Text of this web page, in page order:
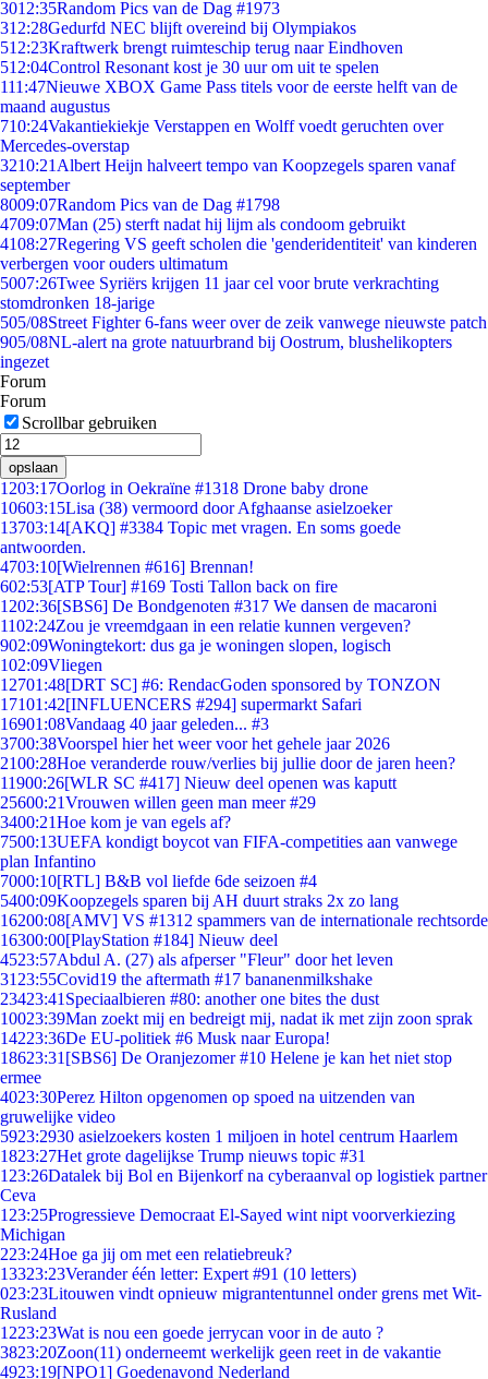
3012:35Random Pics van de Dag #1973
312:28Gedurfd NEC blijft overeind bij Olympiakos
512:23Kraftwerk brengt ruimteschip terug naar Eindhoven
512:04Control Resonant kost je 30 uur om uit te spelen
111:47Nieuwe XBOX Game Pass titels voor de eerste helft van de
maand augustus
710:24Vakantiekiekje Verstappen en Wolff voedt geruchten over
Mercedes-overstap
3210:21 Albert Heijn halveert tempo van Koopzegels sparen vanaf
september
8009:07Random Pics van de Dag #1798
4709:07Man (25) sterft nadat hij lijm als condoom gebruikt
4108:27Regering VS geeft scholen die 'genderidentiteit' van kinderen
verbergen voor ouders ultimatum
5007:26Twee Syriërs krijgen 11 jaar cel voor brute verkrachting
stomdronken 18-jarige
505/08Street Fighter 6-fans weer over de zeik vanwege nieuwste patch
905/08NL-alert na grote natuurbrand bij Oostrum, blushelikopters
ingezet
Forum
Forum
Scrollbar gebruiken
opslaan
1203:17Oorlog in Oekraïne #1318 Drone baby drone
10603:15Lisa (38) vermoord door Afghaanse asielzoeker
13703:14[AKQ] #3384 Topic met vragen. En soms goede
antwoorden.
4703:10[Wielrennen #616] Brennan!
602:53[ATP Tour] #169 Tosti Tallon back on fire
1202:36[SBS6] De Bondgenoten #317 We dansen de macaroni
1102:24Zou je vreemdgaan in een relatie kunnen vergeven?
902:09Woningtekort: dus ga je woningen slopen, logisch
102:09Vliegen
12701:48[DRT SC] #6: RendacGoden sponsored by TONZON
17101:42[INFLUENCERS #294] supermarkt Safari
16901:08Vandaag 40 jaar geleden... #3
3700:38Voorspel hier het weer voor het gehele jaar 2026
2100:28Hoe veranderde rouw/verlies bij jullie door de jaren heen?
11900:26[WLR SC #417] Nieuw deel openen was kaputt
25600:21Vrouwen willen geen man meer #29
3400:21Hoe kom je van egels af?
7500:13UEFA kondigt boycot van FIFA-competities aan vanwege
plan Infantino
7000:10[RTL] B&B vol liefde 6de seizoen #4
5400:09Koopzegels sparen bij AH duurt straks 2x zo lang
16200:08[AMV] VS #1312 spammers van de internationale rechtsorde
16300:00[PlayStation #184] Nieuw deel
4523:57Abdul A. (27) als afperser "Fleur" door het leven
31 23:55Covid19 the aftermath #17 bananenmilkshake
23423:41 Speciaalbieren #80: another one bites the dust
10023:39Man zoekt mij en bedreigt mij, nadat ik met zijn zoon sprak
14223:36De EU-politiek #6 Musk naar Europa!
18623:31 [SBS6] De Oranjezomer #10 Helene je kan het niet stop
ermee
4023:30Perez Hilton opgenomen op spoed na uitzenden van
gruwelijke video
5923:2930 asielzoekers kosten 1 miljoen in hotel centrum Haarlem
1823:27Het grote dagelijkse Trump nieuws topic #31
1 23:26Datalek bij Bol en Bijenkorf na cyberaanval op logistiek partner
Ceva
1 23:25Progressieve Democraat El-Sayed wint nipt voorverkiezing
Michigan
223:24Hoe ga jij om met een relatiebreuk?
13323:23Verander één letter: Expert #91 (10 letters)
023:23Litouwen vindt opnieuw migrantentunnel onder grens met Wit-
Rusland
1223:23Wat is nou een goede jerrycan voor in de auto ?
3823:20Zoon(11) onderneemt werkelijk geen reet in de vakantie
4923:19[NPO1] Goedenavond Nederland